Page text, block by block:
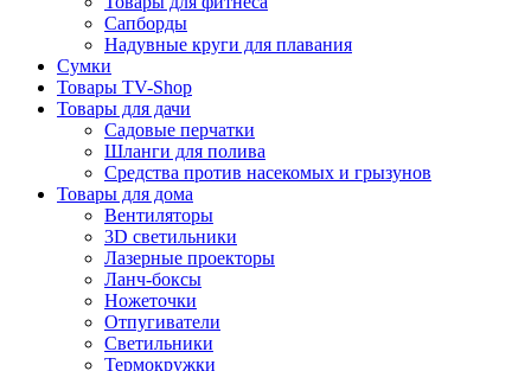
Сапборды
Надувные круги для плавания
Сумки
Товары TV-Shop
Товары для дачи
Садовые перчатки
Шланги для полива
Средства против насекомых и грызунов
Товары для дома
Вентиляторы
3D светильники
Лазерные проекторы
Ланч-боксы
Ножеточки
Отпугиватели
Светильники
Термокружки